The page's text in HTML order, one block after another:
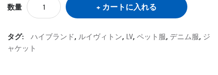
数量 カートに入れる
タグ: ハイブランド, ルイヴィトン, LV, ペット服, デニム服, ジ
ャケット